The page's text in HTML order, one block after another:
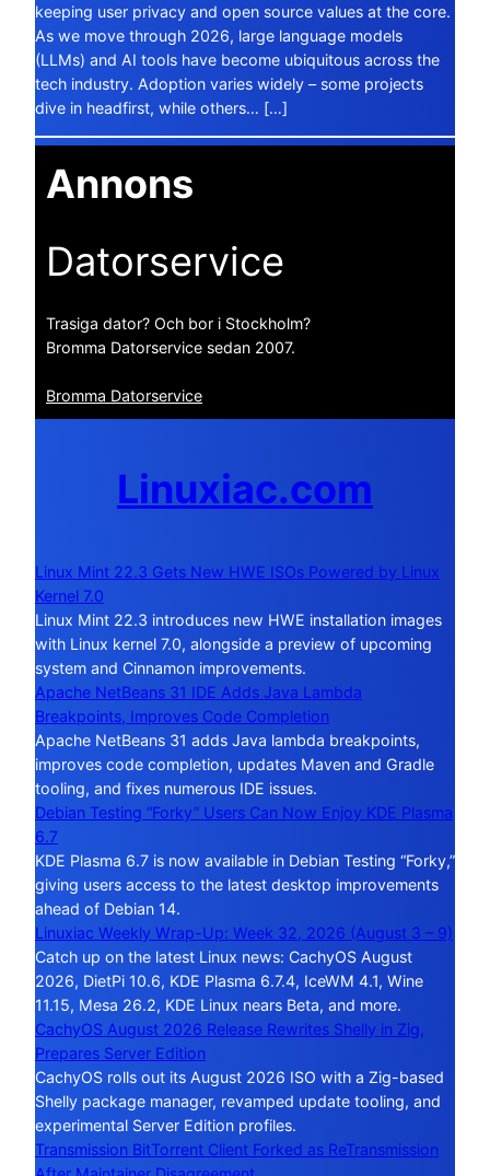
keeping user privacy and open source values at the core.
As we move through 2026, large language models
(LLMs) and AI tools have become ubiquitous across the
tech industry. Adoption varies widely – some projects
dive in headfirst, while others… […]
Annons
Datorservice
Trasiga dator? Och bor i Stockholm?
Bromma Datorservice sedan 2007.
Bromma Datorservice
Linuxiac.com
Linux Mint 22.3 Gets New HWE ISOs Powered by Linux
Kernel 7.0
Linux Mint 22.3 introduces new HWE installation images
with Linux kernel 7.0, alongside a preview of upcoming
system and Cinnamon improvements.
Apache NetBeans 31 IDE Adds Java Lambda
Breakpoints, Improves Code Completion
Apache NetBeans 31 adds Java lambda breakpoints,
improves code completion, updates Maven and Gradle
tooling, and fixes numerous IDE issues.
Debian Testing “Forky” Users Can Now Enjoy KDE Plasma
6.7
KDE Plasma 6.7 is now available in Debian Testing “Forky,”
giving users access to the latest desktop improvements
ahead of Debian 14.
Linuxiac Weekly Wrap-Up: Week 32, 2026 (August 3 – 9)
Catch up on the latest Linux news: CachyOS August
2026, DietPi 10.6, KDE Plasma 6.7.4, IceWM 4.1, Wine
11.15, Mesa 26.2, KDE Linux nears Beta, and more.
CachyOS August 2026 Release Rewrites Shelly in Zig,
Prepares Server Edition
CachyOS rolls out its August 2026 ISO with a Zig-based
Shelly package manager, revamped update tooling, and
experimental Server Edition profiles.
Transmission BitTorrent Client Forked as ReTransmission